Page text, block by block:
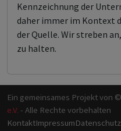
Kennzeichnung der
daher immer im Kontext
der Quelle. Wir streben
zu halten.
Ein gemeinsames Projekt von ©
e.V. - Alle Rechte vorbehalten
KontaktImpressum